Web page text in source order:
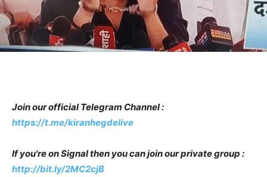
Join our official Telegram Channel :
https://t.me/kiranhegdelive
If you're on Signal then you can join our private group :
http://bit.ly/2MC2cjB